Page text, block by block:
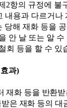
2항의 규정에 불
내용과 다르거나
당해 재화 등을
안 날 또는 알 수
회 등을 할 수 있
과)
재화 등을 반환
은 재화 등의 대